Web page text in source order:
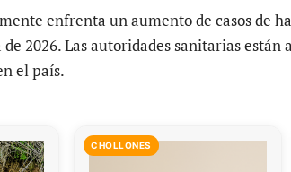
enfrenta un aumento de casos de
2026. Las autoridades sanitarias están
el país.
CHOLLONES